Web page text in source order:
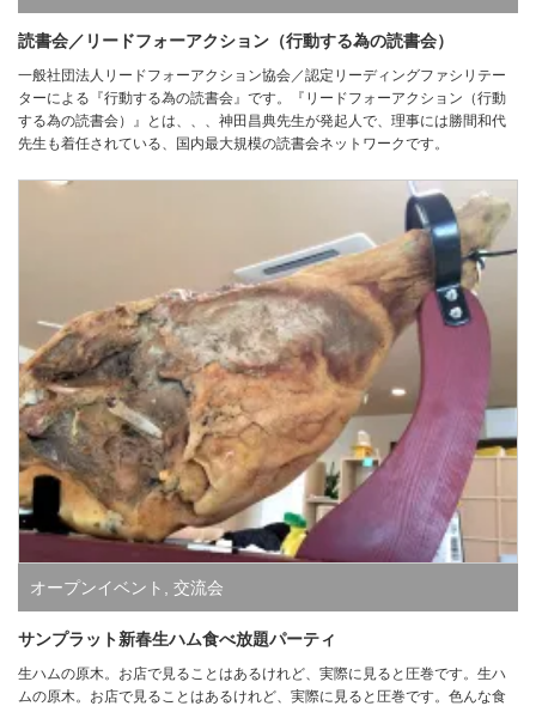
読書会／リードフォーアクション（行動する為の読書会）
一般社団法人リードフォーアクション協会／認定リーディングファシリテー
ターによる『行動する為の読書会』です。『リードフォーアクション（行動
する為の読書会）』とは、、、神田昌典先生が発起人で、理事には勝間和代
先生も着任されている、国内最大規模の読書会ネットワークです。
オープンイベント 交流会
サンプラット新春生ハム食べ放題パーティ
生ハムの原木。お店で見ることはあるけれど、実際に見ると圧巻です。生ハ
ムの原木。お店で見ることはあるけれど、実際に見ると圧巻です。色んな食